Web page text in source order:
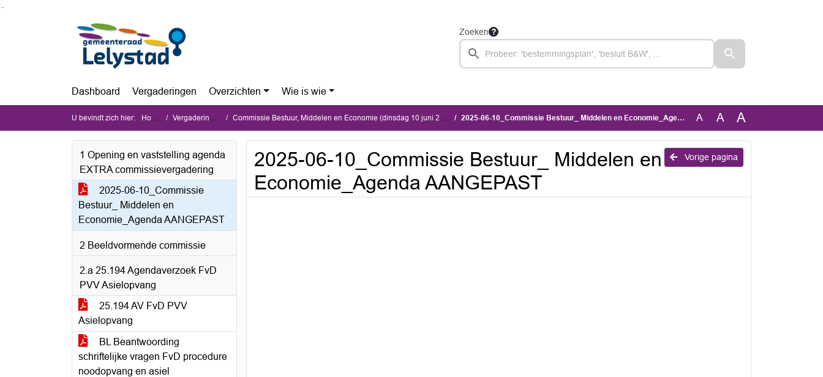
Zoeken
Dashboard Vergaderingen Overzichten Wie is wie
U bevindt zich hier: Home Vergaderingen Commissie Bestuur, Middelen en Economie (dinsdag 10 juni 2025) 2025-06-10_Commissie Bestuur_ Middelen en Economie_Agenda AANGEPAST A A A
1 Opening en vaststelling agenda
EXTRA commissievergadering
2025-06-10_Commissie
Bestuur_ Middelen en
Economie_Agenda AANGEPAST
2 Beeldvormende commissie
2.a 25.194 Agendaverzoek FvD
PVV Asielopvang
25.194 AV FvD PVV
Asielopvang
BL Beantwoording
schriftelijke vragen FvD procedure
noodopvang en asiel
Vorige pagina
2025-06-10_Commissie Bestuur_ Middelen en
Economie_Agenda AANGEPAST